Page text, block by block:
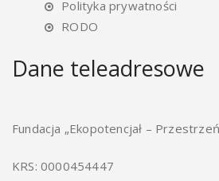
Polityka prywatności
RODO
Dane teleadresowe
Fundacja „Ekopotencjał –
KRS: 0000454447